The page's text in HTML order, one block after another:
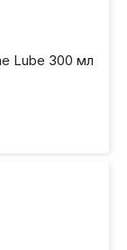
Lube 300 мл